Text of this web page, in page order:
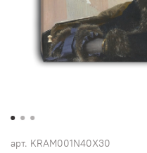
арт. KRAM001N40X30